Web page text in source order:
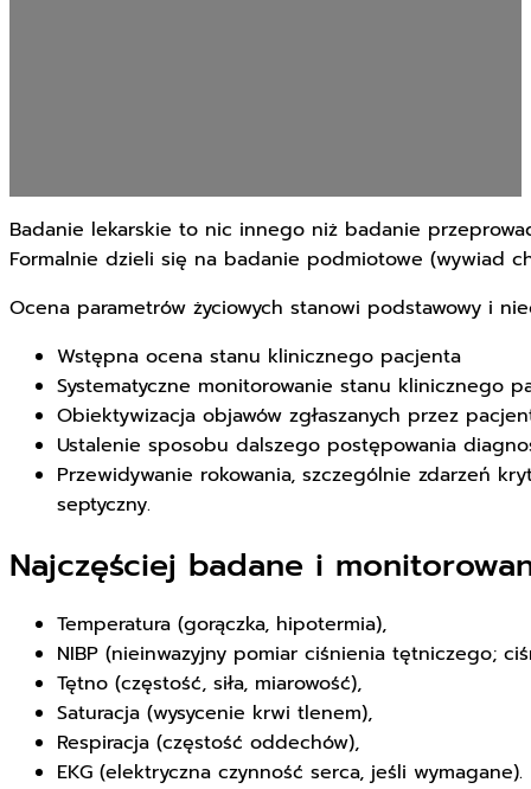
Badanie lekarskie to nic innego niż badanie
Formalnie dzieli się na badanie podmiotowe (wywiad
Ocena parametrów życiowych stanowi podstawowy i
Wstępna ocena stanu klinicznego pacjenta
Systematyczne monitorowanie stanu klinicznego
Obiektywizacja objawów zgłaszanych przez
Ustalenie sposobu dalszego postępowania
Przewidywanie rokowania, szczególnie zdarzeń
septyczny.
Najczęściej badane i
Temperatura (gorączka, hipotermia),
NIBP (nieinwazyjny pomiar ciśnienia tętniczego;
Tętno (częstość, siła, miarowość),
Saturacja (wysycenie krwi tlenem),
Respiracja (częstość oddechów),
EKG (elektryczna czynność serca, jeśli wymagane).